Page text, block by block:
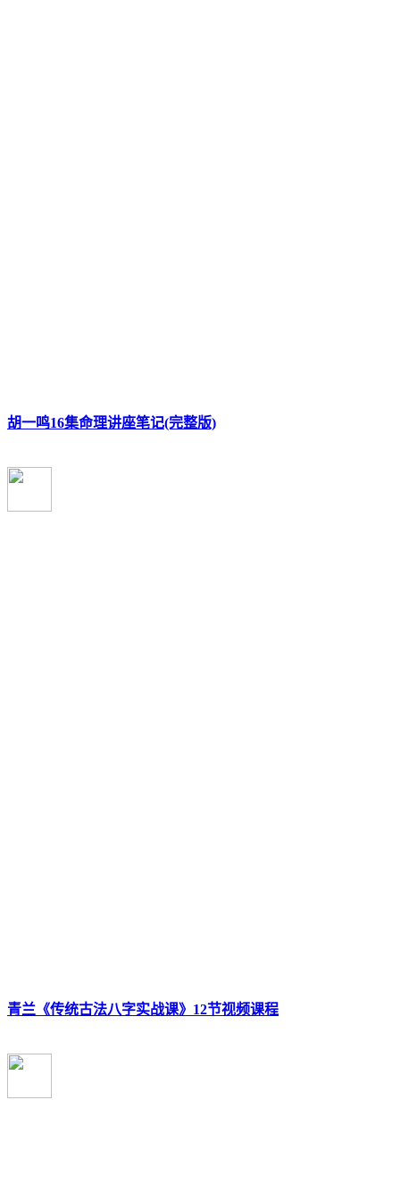
胡一鸣16集命理讲座笔记(完整版)
青兰《传统古法八字实战课》12节视频课程